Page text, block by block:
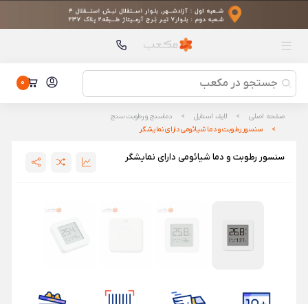
محصولات پیشنهادی
بخاری برقی هوشمند شیائومی Mi Space Heater S
استاندارد UHS-I U3 V30 | سرعت 200 مگابایت بر ثانیه | ظرفیت 128
گیگابایت
ماوس بی‌ سیم شیائومی مدل Mi Portable
wireless(XMSB01MW)
مونوپاد سه‌ پایه شیائومی مدل Mi XMBJZPG01YM
بخاری برقی هوشمند شیائومی Mi Space Heater S
ماوس بی‌ سیم شیائومی مدل Mi Portable
0
صفحه اصلی لایف استایل
دماسنج‌ و رطوبت سنج
سنسور رطوبت و دما شیائومی دارای نمایشگر
سنسور رطوبت و دما شیائومی دارای نمایشگر